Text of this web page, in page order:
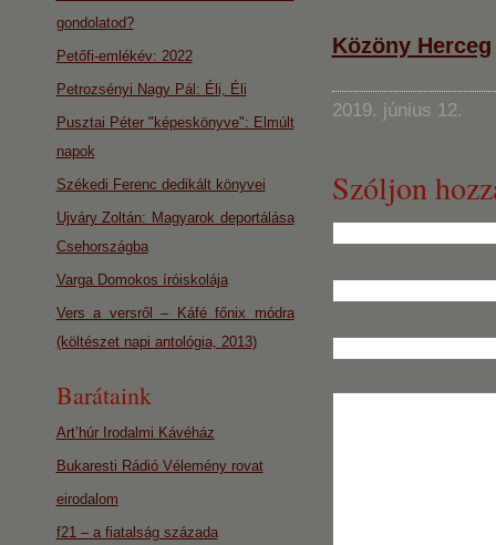
Közöny Herceg
2019. június 12.
Szóljon
gondolatod?
Petőfi-emlékév: 2022
Petrozsényi Nagy Pál: Éli, Éli
Pusztai Péter "képeskönyve": Elmúlt
napok
Székedi Ferenc dedikált könyvei
Ujváry Zoltán: Magyarok deportálása
Csehországba
Varga Domokos íróiskolája
Vers a versről – Káfé főnix módra
(költészet napi antológia, 2013)
Barátaink
Art’húr Irodalmi Kávéház
Bukaresti Rádió Vélemény rovat
eirodalom
f21 – a fiatalság százada